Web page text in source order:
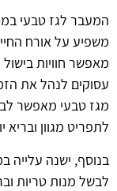
המעבר לגז טבעי
משפיע על אורח
מאפשר חוויות
עסוקים לנהל את
מגז טבעי מאפשר
לתפריט מגוון ובריא
בנוסף, ישנה עלייה
לבשל מנות טריות